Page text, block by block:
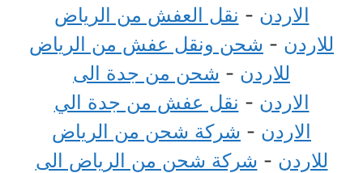
الاردن - نقل العفش من الرياض
للاردن - شحن ونقل عفش من الرياض
للاردن - شحن من جدة الى
الاردن - نقل عفش من جدة الي
الاردن - شركة شحن من الرياض
للاردن - شركة شحن من الرياض الى